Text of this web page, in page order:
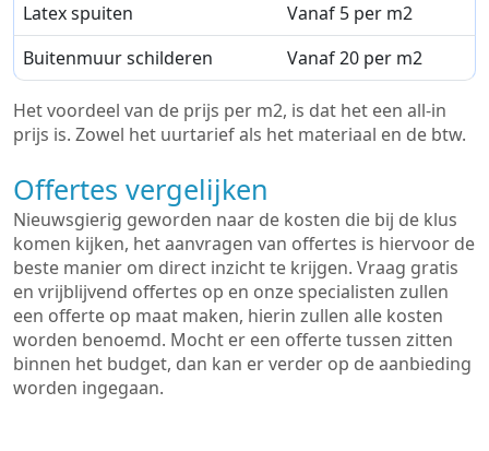
Latex spuiten
Vanaf 5 per m2
Buitenmuur schilderen
Vanaf 20 per m2
Het voordeel van de prijs per m2, is dat het een all-in
prijs is. Zowel het uurtarief als het materiaal en de btw.
Offertes vergelijken
Nieuwsgierig geworden naar de kosten die bij de klus
komen kijken, het aanvragen van offertes is hiervoor de
beste manier om direct inzicht te krijgen. Vraag gratis
en vrijblijvend offertes op en onze specialisten zullen
een offerte op maat maken, hierin zullen alle kosten
worden benoemd. Mocht er een offerte tussen zitten
binnen het budget, dan kan er verder op de aanbieding
worden ingegaan.